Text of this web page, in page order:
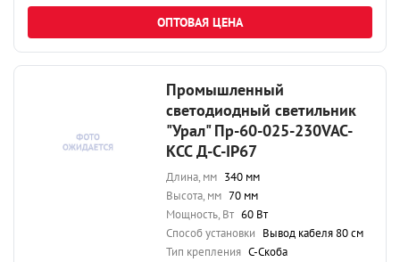
ОПТОВАЯ ЦЕНА
Промышленный
светодиодный светильник
"Урал" Пр-60-025-230VAC-
КСС Д-С-IP67
Длина, мм 340 мм
Высота, мм 70 мм
Мощность, Вт 60 Вт
Способ установки Вывод кабеля 80 см
Тип крепления С-Скоба